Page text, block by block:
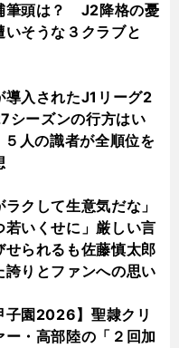
筆頭は？ J2降格の憂
いそうな３クラブと
導入されたJ1リーグ2
シーズンの行方はい
人の識者が全順位を
ラクして生意気だな」
若いくせに」厳しい言
せられるも佐藤慎太郎
誇りとファンへの思い
子園2026】聖隷クリ
ー・高部陸の「２回加